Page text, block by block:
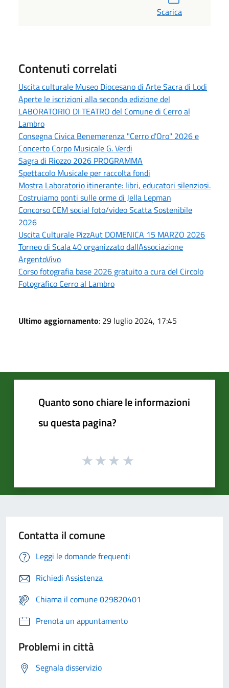
Scarica
Contenuti correlati
Uscita culturale Museo Diocesano di Arte Sacra di Lodi
Aperte le iscrizioni alla seconda edizione del
LABORATORIO DI TEATRO del Comune di Cerro al
Lambro
Consegna Civica Benemerenza "Cerro d'Oro" 2026 e
Concerto Corpo Musicale G. Verdi
Sagra di Riozzo 2026 PROGRAMMA
Spettacolo Musicale per raccolta fondi
Mostra Laboratorio itinerante: libri, educatori silenziosi.
Costruiamo ponti sulle orme di Jella Lepman
Concorso CEM social foto/video Scatta Sostenibile
2026
Uscita Culturale PizzAut DOMENICA 15 MARZO 2026
Torneo di Scala 40 organizzato dallAssociazione
ArgentoVivo
Corso fotografia base 2026 gratuito a cura del Circolo
Fotografico Cerro al Lambro
Ultimo aggiornamento: 29 luglio 2024, 17:45
Quanto sono chiare le informazioni
su questa pagina?
Contatta il comune
Leggi le domande frequenti
Richiedi Assistenza
Chiama il comune 029820401
Prenota un appuntamento
Problemi in città
Segnala disservizio